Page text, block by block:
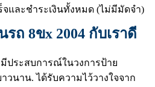
จและชำระเงินทั้งหมด (ไม่มีมัดจำ)
รถ 8ขx 2004 กับเราดี
มีประสบการณ์ในวงการป้าย
วนาน. ได้รับความไว้วางใจจาก